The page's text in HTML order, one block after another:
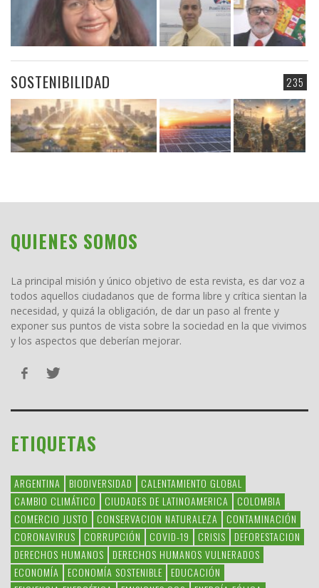
235
SOSTENIBILIDAD
QUIENES SOMOS
La principal misión y único objetivo de esta revista, es dar voz a
todos aquellos ciudadanos que de forma libre y crítica sientan la
necesidad, y quizá la obligación, de dar un paso al frente y
exponer sus puntos de vista sobre la sociedad en la que vivimos
y los aspectos que deberían mejorar.
ETIQUETAS
ARGENTINA BIODIVERSIDAD
CALENTAMIENTO GLOBAL
CAMBIO CLIMÁTICO
CIUDADES DE LATINOAMERICA
COLOMBIA
COMERCIO JUSTO
CONSERVACION NATURALEZA
CONTAMINACIÓN
CORONAVIRUS
CORRUPCIÓN COVID-19 CRISIS
DEFORESTACION
DERECHOS HUMANOS
DERECHOS HUMANOS VULNERADOS
ECONOMÍA
ECONOMÍA SOSTENIBLE
EDUCACIÓN